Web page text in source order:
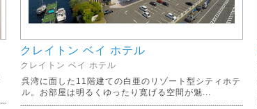
クレイトン ベイ ホテル
クレイトン ベイ ホテル
呉湾に面した11階建ての白亜のリゾート型シティホテ
ル。お部屋は明るくゆったり寛げる空間が魅...